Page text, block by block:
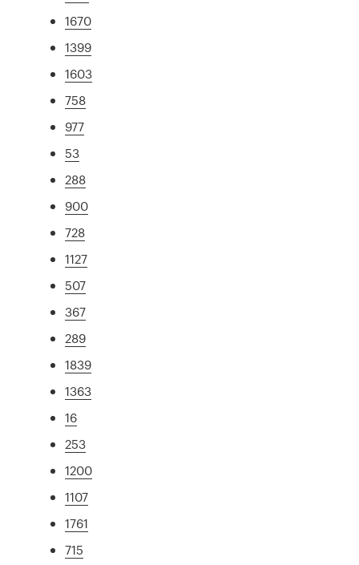
1670
1399
1603
758
977
53
288
900
728
1127
507
367
289
1839
1363
16
253
1200
1107
1761
715